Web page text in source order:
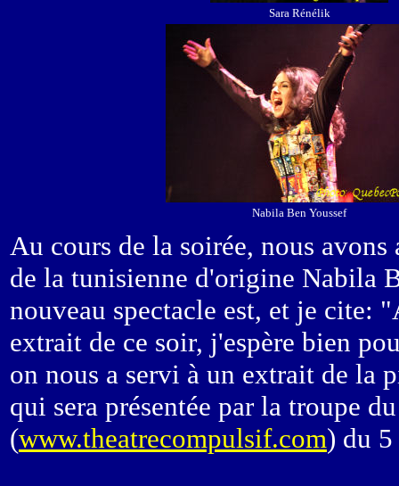
Sara Rénélik
Nabila Ben Youssef
Au cours de la soirée, nous
de la tunisienne d'origine Nabila
nouveau spectacle est, et je cite:
extrait de ce soir, j'espère bien
on nous a servi à un extrait de la
qui sera présentée par la troupe
(www.theatrecompulsif.com) du